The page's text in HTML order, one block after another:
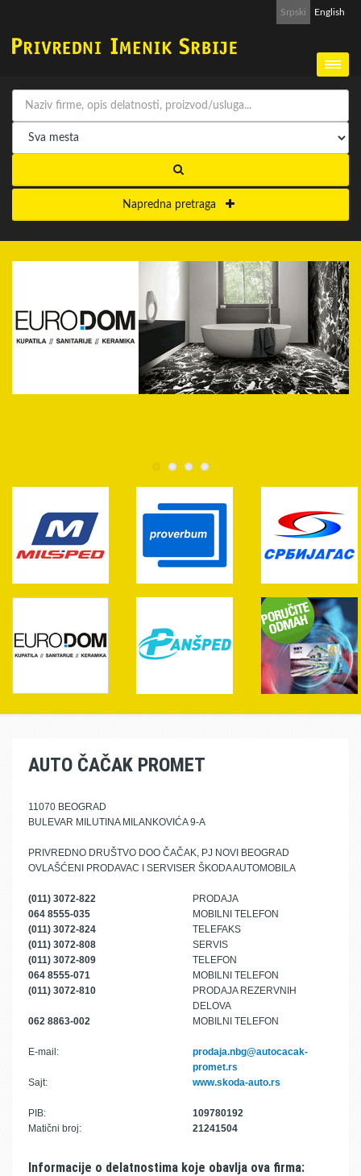
Srpski English
Napredna pretraga
AUTO ČAČAK PROMET
11070 BEOGRAD
BULEVAR MILUTINA MILANKOVIĆA 9-A
PRIVREDNO DRUŠTVO DOO ČAČAK, PJ NOVI BEOGRAD
OVLAŠĆENI PRODAVAC I SERVISER ŠKODA AUTOMOBILA
(011) 3072-822
PRODAJA
064 8555-035
MOBILNI TELEFON
(011) 3072-824
TELEFAKS
(011) 3072-808
SERVIS
(011) 3072-809
TELEFON
064 8555-071
MOBILNI TELEFON
(011) 3072-810
PRODAJA REZERVNIH
DELOVA
062 8863-002
MOBILNI TELEFON
E-mail:
prodaja.nbg@autocacak-
promet.rs
Sajt:
www.skoda-auto.rs
PIB:
109780192
Matični broj:
21241504
Informacije o delatnostima koje obavlja ova firma: